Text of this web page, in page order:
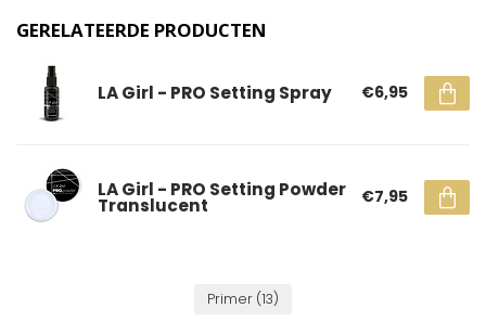
GERELATEERDE PRODUCTEN
LA Girl - PRO Setting Spray €6,95
LA Girl - PRO Setting Powder
Translucent €7,95
Primer (13)